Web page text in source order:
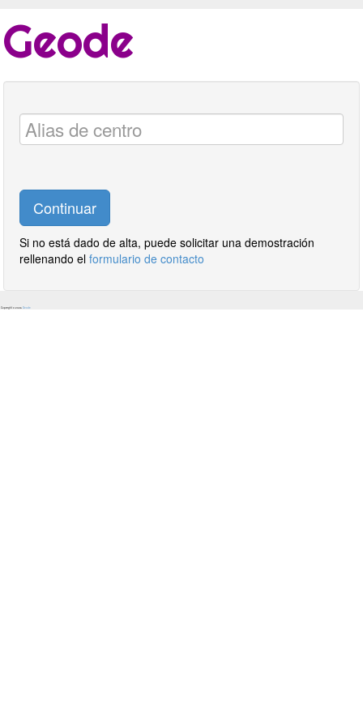
Geode
Si no está dado de alta, puede solicitar una demostración
rellenando el formulario de contacto
Copyright © 2026 Geode